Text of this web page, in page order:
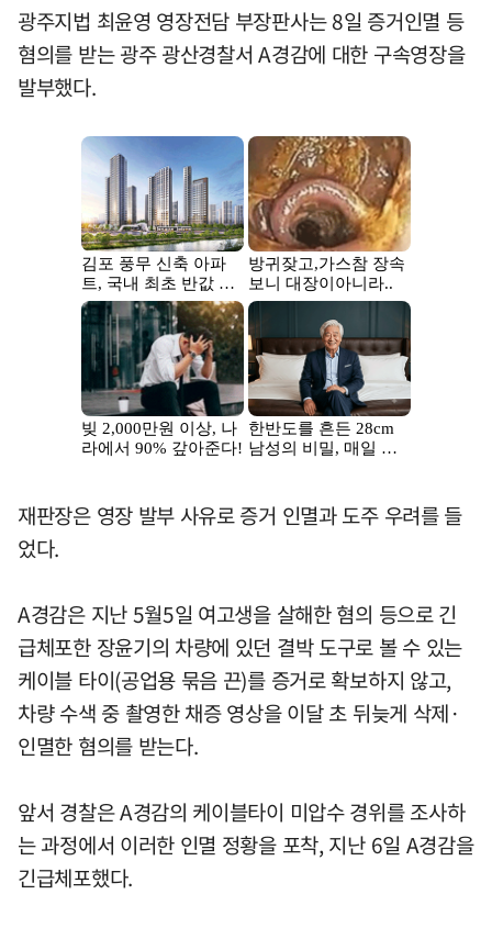
광주지법 최윤영 영장전담 부장판사는 8일 증거인멸 등
혐의를 받는 광주 광산경찰서 A경감에 대한 구속영장을
발부했다.
재판장은 영장 발부 사유로 증거 인멸과 도주 우려를 들
었다.
A경감은 지난 5월5일 여고생을 살해한 혐의 등으로 긴
급체포한 장윤기의 차량에 있던 결박 도구로 볼 수 있는
케이블 타이(공업용 묶음 끈)를 증거로 확보하지 않고,
차량 수색 중 촬영한 채증 영상을 이달 초 뒤늦게 삭제·
인멸한 혐의를 받는다.
앞서 경찰은 A경감의 케이블타이 미압수 경위를 조사하
는 과정에서 이러한 인멸 정황을 포착, 지난 6일 A경감을
긴급체포했다.